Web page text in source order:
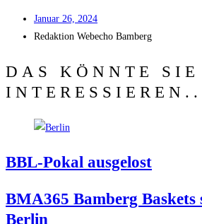
Janu­ar 26, 2024
Redak­ti­on Web­echo Bamberg
DAS KÖNNTE SIE
BBL-Pokal aus­ge­lost
BMA365 Bam­berg Bas­kets
Berlin